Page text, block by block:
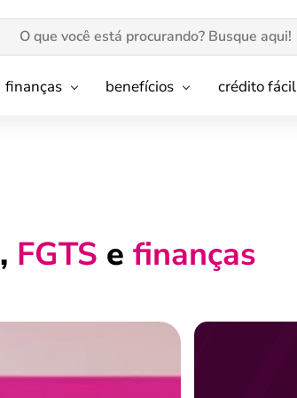
finanças benefícios crédito fácil
, FGTS e finanças